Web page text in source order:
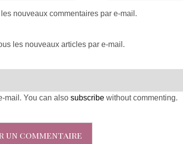
nouveaux commentaires par e-mail.
les nouveaux articles par e-mail.
mail. You can alsosubscribe without commenting.